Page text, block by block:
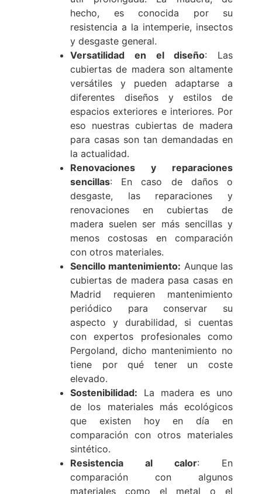
hecho, es conocida por su
resistencia a la intemperie, insectos
y desgaste general.
Versatilidad en el diseño: Las
cubiertas de madera son altamente
versátiles y pueden adaptarse a
diferentes diseños y estilos de
espacios exteriores e interiores. Por
eso nuestras cubiertas de madera
para casas son tan demandadas en
la actualidad.
Renovaciones y reparaciones
sencillas: En caso de daños o
desgaste, las reparaciones y
renovaciones en cubiertas de
madera suelen ser más sencillas y
menos costosas en comparación
con otros materiales.
Sencillo mantenimiento: Aunque las
cubiertas de madera pasa casas en
Madrid requieren mantenimiento
periódico para conservar su
aspecto y durabilidad, si cuentas
con expertos profesionales como
Pergoland, dicho mantenimiento no
tiene por qué tener un coste
elevado.
Sostenibilidad: La madera es uno
de los materiales más ecológicos
que existen hoy en día en
comparación con otros materiales
sintético.
Resistencia al calor: En
comparación con algunos
materiales como el metal o el